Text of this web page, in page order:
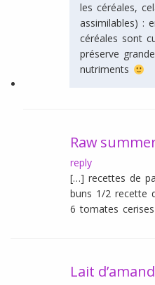
les céréales,
assimilables) :
céréales sont
préserve
nutriments
Raw
reply
[…] recettes de
buns 1/2 recette
6 tomates
Lait